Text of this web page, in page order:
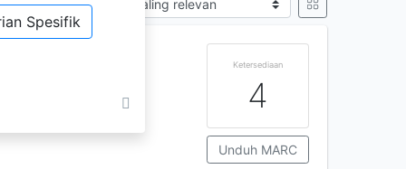
Spesifik
Sort by
Ketersediaan
4
Unduh MARC